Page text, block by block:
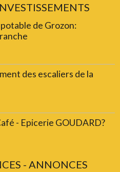
de Grozon:
des escaliers de la
- Epicerie GOUDARD?
- ANNONCES